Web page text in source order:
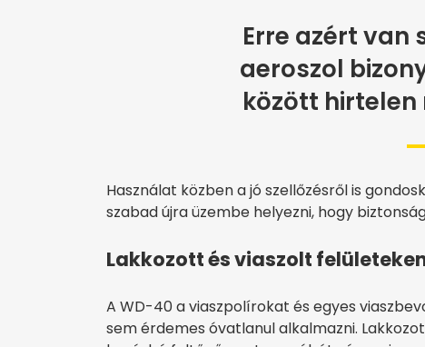
Erre azért van
aeroszol
között
Használat közben a jó szellőzésről is
szabad újra üzembe helyezni, hogy
Lakkozott és viaszolt
A WD-40 a viaszpolírokat és egyes
sem érdemes óvatlanul alkalmazni.